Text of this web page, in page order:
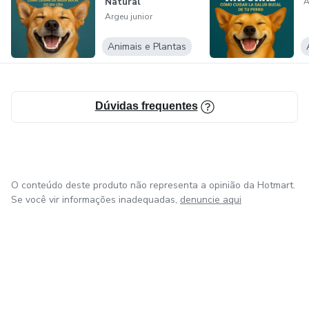
💡 Dê hoje o primeiro passo para transformar não só o seu
corpo, mas também sua mente e sua relação com a vida.
Argeu junior
Animais e Plantas
Dúvidas frequentes
O conteúdo deste produto não representa a opinião da Hotmart.
Se você vir informações inadequadas, denuncie aqui